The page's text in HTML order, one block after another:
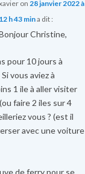
on 28 janvier 2022 à
12 h 43 mina dit :
Christine,
pour 10 jours à
vous aviez à
1 ile à aller visiter
faire 2 iles sur 4
vous ? (est il
avec une voiture
de ferry pour se